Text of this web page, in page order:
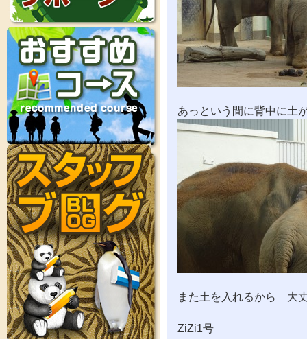
あっという間に背中に土
また土を入れるから 大
ZiZi1号